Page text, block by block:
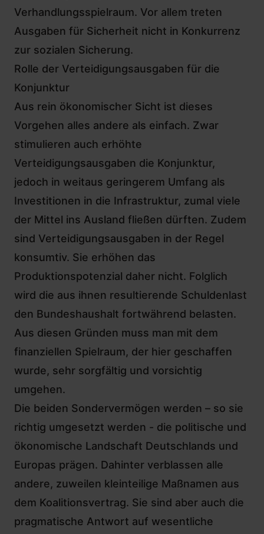
Verhandlungsspielraum. Vor allem treten
Ausgaben für Sicherheit nicht in Konkurrenz
zur sozialen Sicherung.
Rolle der Verteidigungsausgaben für die
Konjunktur
Aus rein ökonomischer Sicht ist dieses
Vorgehen alles andere als einfach. Zwar
stimulieren auch erhöhte
Verteidigungsausgaben die Konjunktur,
jedoch in weitaus geringerem Umfang als
Investitionen in die Infrastruktur, zumal viele
der Mittel ins Ausland fließen dürften. Zudem
sind Verteidigungsausgaben in der Regel
konsumtiv. Sie erhöhen das
Produktionspotenzial daher nicht. Folglich
wird die aus ihnen resultierende Schuldenlast
den Bundeshaushalt fortwährend belasten.
Aus diesen Gründen muss man mit dem
finanziellen Spielraum, der hier geschaffen
wurde, sehr sorgfältig und vorsichtig
umgehen.
Die beiden Sondervermögen werden – so sie
richtig umgesetzt werden - die politische und
ökonomische Landschaft Deutschlands und
Europas prägen. Dahinter verblassen alle
andere, zuweilen kleinteilige Maßnamen aus
dem Koalitionsvertrag. Sie sind aber auch die
pragmatische Antwort auf wesentliche